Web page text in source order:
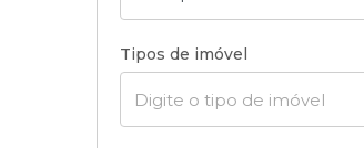
Tipos de imóvel